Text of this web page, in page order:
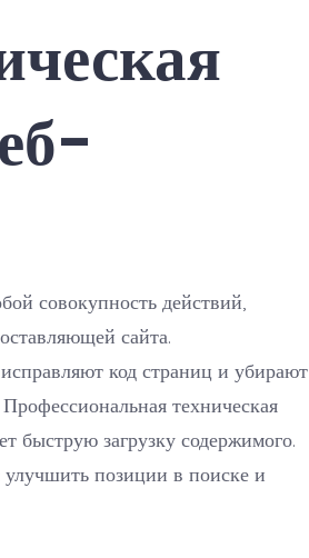
совокупность действий,
сайта.
код страниц и убирают
техническая
быструю загрузку содержимого.
позиции в поиске и